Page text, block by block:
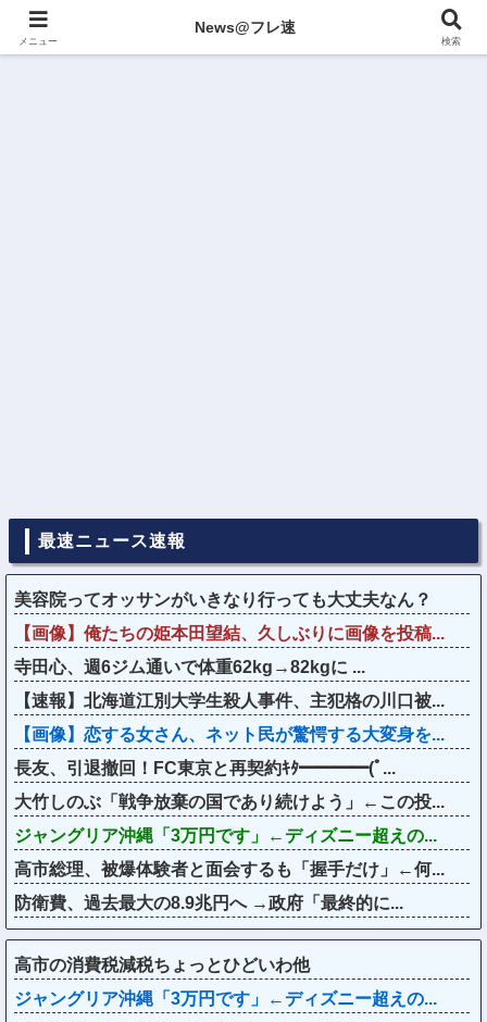
最速ニュース速報
美容院ってオッサンがいきなり行っても大丈夫なん？
【画像】俺たちの姫本田望結、久しぶりに画像を投稿...
寺田心、週6ジム通いで体重62kg→82kgに ...
【速報】北海道江別大学生殺人事件、主犯格の川口被...
【画像】恋する女さん、ネット民が驚愕する大変身を...
長友、引退撤回！FC東京と再契約ｷﾀ━━━━(ﾟ...
大竹しのぶ「戦争放棄の国であり続けよう」←この投...
ジャングリア沖縄「3万円です」←ディズニー超えの...
高市総理、被爆体験者と面会するも「握手だけ」←何...
防衛費、過去最大の8.9兆円へ →政府「最終的に...
高市の消費税減税ちょっとひどいわ他
ジャングリア沖縄「3万円です」←ディズニー超えの...
メニュー
News@フレ速
検索